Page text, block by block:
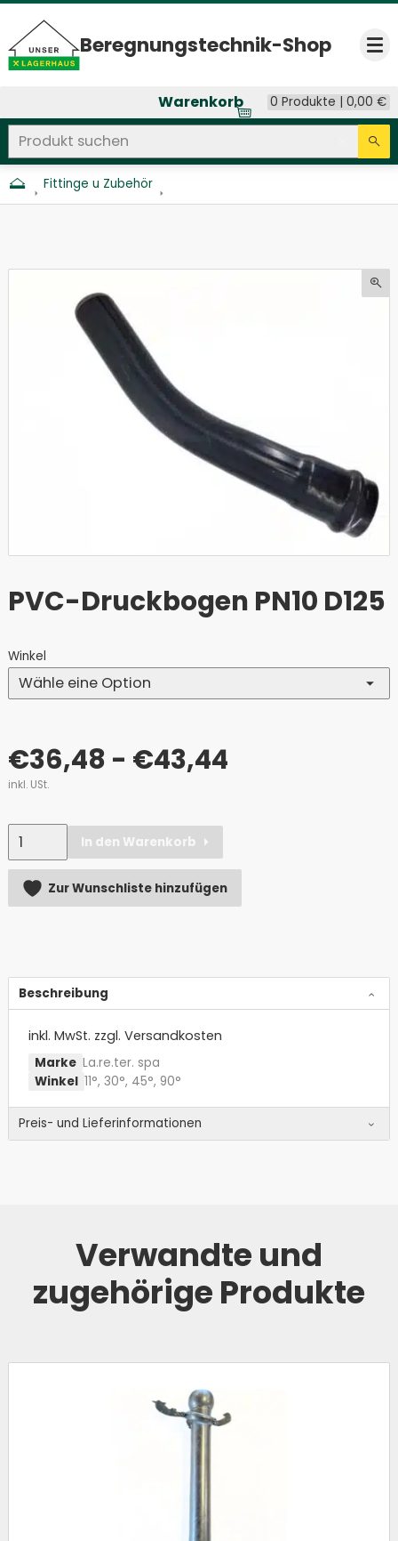
Beregnungs­technik-Shop
Warenkorb 0 Produkte |0,00€
Seitenweite Suche
Produkt suchen
Fittinge u Zubehör
PVC-Druckbogen PN10 D125
Winkel
€36,48 - €43,44
inkl. USt.
Anzahl
In den Warenkorb
Alternative:
Zur Wunschliste hinzufügen
Beschreibung
inkl. MwSt. zzgl. Versandkosten
La.re.ter. spa
Marke
11°, 30°, 45°, 90°
Winkel
Preis- und Lieferinformationen
Verwandte und
zugehörige Produkte